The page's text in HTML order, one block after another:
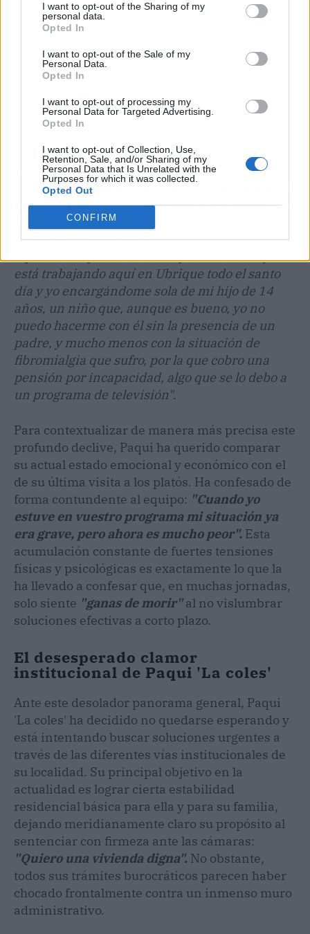
I want to opt-out of the Sharing of my
personal data.
Opted In
I want to opt-out of the Sale of my
Personal Data.
Opted In
I want to opt-out of processing my
Personal Data for Targeted Advertising.
Opted In
I want to opt-out of Collection, Use,
Retention, Sale, and/or Sharing of my
Personal Data that Is Unrelated with the
Purposes for which it was collected.
Opted Out
CONFIRM
desplazada, Paqui ha desgranado el enorme
peso que soporta diariamente expresando con
dolor:"Ya no puedo aguantar más, la situación
es insostenible y necesito que me ayuden". En
su relato detallado, ha profundizado sobre los
arduos obstáculos que encuentra para criar a su
hijo de la mejor manera:"El padre de mi hijo
está trabajando aquí en Ubrique todo el santo
día y yo encargándome sola de mi hijo de 14
años, un niño que, aunque es bueno, yo no
puedo hacerme con él sin la presencia de un
padre, y mucho menos con la situación de
fibromialgia que sufro, por la que cobro una
pensión por incapacidad, algo que se lo debo a
un programa de televisión".
Para contextualizar de manera más precisa este
profundo declive, Paqui ha querido comparar
su actual estado emocional y económico con el
de su última visita a los platós. Ha confesado de
forma contundente al equipo: "Cuando yo
estuve en vuestro programa mi situación ya
era grave, pero ahora es mucho peor". Esta
acumulación constante de fuertes tensiones
físicas y psicológicas es exactamente lo que la
ha llevado a confesar que, en muchas jornadas,
solo siente "ganas de morir"al no vislumbrar
soluciones efectivas a corto plazo.
El desesperado clamor
institucional de Paqui 'La coles'
Ante este desolador panorama general, Paqui
'La coles' ha decidido no quedarse esperando y
está intentando buscar soluciones urgentes a
través de las diferentes vías institucionales de
su localidad. Su principal objetivo en la
actualidad es lograr cierta estabilidad
residencial básica para ella y para su familia,
dejando meridianamente claro su propósito al
sentenciar con firmeza ante las cámaras:
"Quiero una vivienda digna". No obstante,
todos sus trámites burocráticos parecen haber
chocado frontalmente contra un inmenso muro
administrativo.